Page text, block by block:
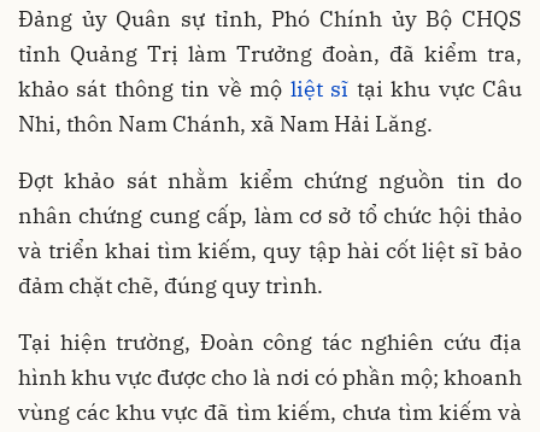
Đảng ủy Quân sự tỉnh, Phó Chính ủy Bộ CHQS
tỉnh Quảng Trị làm Trưởng đoàn, đã kiểm tra,
khảo sát thông tin về mộ liệt sĩ tại khu vực Câu
Nhi, thôn Nam Chánh, xã Nam Hải Lăng.
Đợt khảo sát nhằm kiểm chứng nguồn tin do
nhân chứng cung cấp, làm cơ sở tổ chức hội thảo
và triển khai tìm kiếm, quy tập hài cốt liệt sĩ bảo
đảm chặt chẽ, đúng quy trình.
Tại hiện trường, Đoàn công tác nghiên cứu địa
hình khu vực được cho là nơi có phần mộ; khoanh
vùng các khu vực đã tìm kiếm, chưa tìm kiếm và